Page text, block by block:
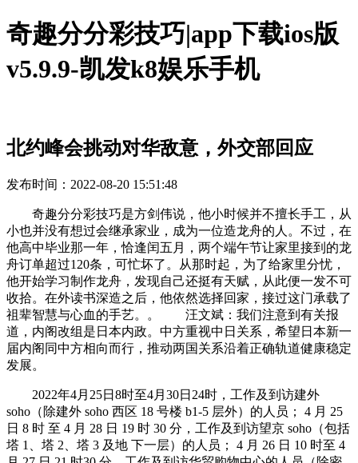
奇趣分分彩技巧|app下载ios版
v5.9.9-凯发k8娱乐手机
北约峰会挑动对华敌意，外交部回应
发布时间：2022-08-20 15:51:48
奇趣分分彩技巧是方剑伟说，他小时候并不擅长手工，从
小也并没有想过会继承家业，成为一位造龙舟的人。不过，在
他高中毕业那一年，恰逢闰五月，两个端午节让家里接到的龙
舟订单超过120条，可忙坏了。从那时起，为了给家里分忧，
他开始学习制作龙舟，发现自己还挺有天赋，从此便一发不可
收拾。在外读书深造之后，他依然选择回家，接过这门承载了
祖辈智慧与心血的手艺。。 汪文斌：我们注意到有关报
道，内阁改组是日本内政。中方重视中日关系，希望日本新一
届内阁同中方相向而行，推动两国关系沿着正确轨道健康稳定
发展。
2022年4月25日8时至4月30日24时，工作及到访建外
soho（除建外 soho 西区 18 号楼 b1-5 层外）的人员； 4 月 25
日 8 时 至 4 月 28 日 19 时 30 分，工作及到访望京 soho（包括
塔 1、塔 2、塔 3 及地 下一层）的人员； 4 月 26 日 10 时至 4